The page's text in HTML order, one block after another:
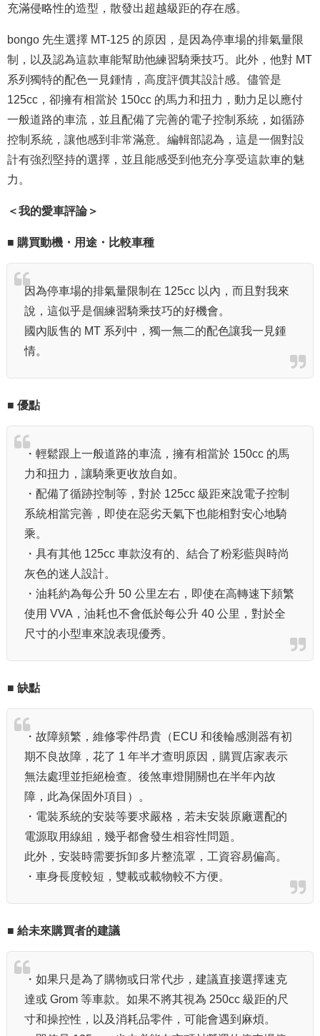
充滿侵略性的造型，散發出超越級距的存在感。
bongo 先生選擇 MT-125 的原因，是因為停車場的排氣量限
制，以及認為這款車能幫助他練習騎乘技巧。此外，他對 MT
系列獨特的配色一見鍾情，高度評價其設計感。儘管是
125cc，卻擁有相當於 150cc 的馬力和扭力，動力足以應付
一般道路的車流，並且配備了完善的電子控制系統，如循跡
控制系統，讓他感到非常滿意。編輯部認為，這是一個對設
計有強烈堅持的選擇，並且能感受到他充分享受這款車的魅
力。
＜我的愛車評論＞
■ 購買動機・用途・比較車種
因為停車場的排氣量限制在 125cc 以內，而且對我來
說，這似乎是個練習騎乘技巧的好機會。
國內販售的 MT 系列中，獨一無二的配色讓我一見鍾
情。
■ 優點
・輕鬆跟上一般道路的車流，擁有相當於 150cc 的馬
力和扭力，讓騎乘更收放自如。
・配備了循跡控制等，對於 125cc 級距來說電子控制
系統相當完善，即使在惡劣天氣下也能相對安心地騎
乘。
・具有其他 125cc 車款沒有的、結合了粉彩藍與時尚
灰色的迷人設計。
・油耗約為每公升 50 公里左右，即使在高轉速下頻繁
使用 VVA，油耗也不會低於每公升 40 公里，對於全
尺寸的小型車來說表現優秀。
■ 缺點
・故障頻繁，維修零件昂貴（ECU 和後輪感測器有初
期不良故障，花了 1 年半才查明原因，購買店家表示
無法處理並拒絕檢查。後煞車燈開關也在半年內故
障，此為保固外項目）。
・電裝系統的安裝等要求嚴格，若未安裝原廠選配的
電源取用線組，幾乎都會發生相容性問題。
此外，安裝時需要拆卸多片整流罩，工資容易偏高。
・車身長度較短，雙載或載物較不方便。
■ 給未來購買者的建議
・如果只是為了購物或日常代步，建議直接選擇速克
達或 Grom 等車款。如果不將其視為 250cc 級距的尺
寸和操控性，以及消耗品零件，可能會遇到麻煩。